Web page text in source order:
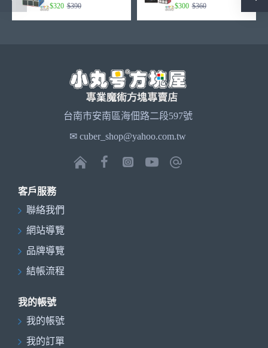
$320 $390 $300 $360
台南市安南區海佃路二段597號
✉ cuber_shop@yahoo.com.tw
客戶服務
聯絡我們
網站導覽
品牌導覽
結帳流程
我的帳號
我的帳號
我的訂單